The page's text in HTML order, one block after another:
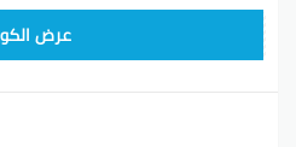
عرض